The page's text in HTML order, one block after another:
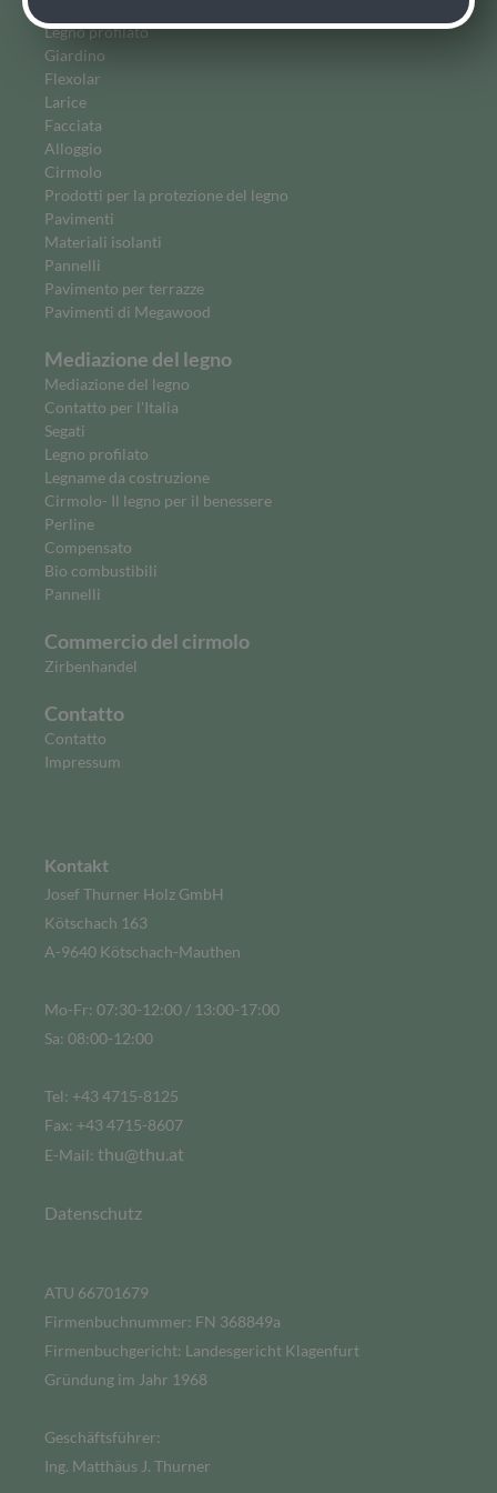
Legno profilato
Giardino
Flexolar
Larice
Facciata
Alloggio
Cirmolo
Prodotti per la protezione del legno
Pavimenti
Materiali isolanti
Pannelli
Pavimento per terrazze
Pavimenti di Megawood
Mediazione del legno
Mediazione del legno
Contatto per l'Italia
Segati
Legno profilato
Legname da costruzione
Cirmolo- Il legno per il benessere
Perline
Compensato
Bio combustibili
Pannelli
Commercio del cirmolo
Zirbenhandel
Contatto
Contatto
Impressum
Kontakt
Josef Thurner Holz GmbH
Kötschach 163
A-9640 Kötschach-Mauthen
Mo-Fr: 07:30-12:00 / 13:00-17:00
Sa: 08:00-12:00
Tel: +43 4715-8125
Fax: +43 4715-8607
E-Mail: thu@thu.at
Datenschutz
ATU 66701679
Firmenbuchnummer: FN 368849a
Firmenbuchgericht: Landesgericht Klagenfurt
Gründung im Jahr 1968
Geschäftsführer:
Ing. Matthäus J. Thurner